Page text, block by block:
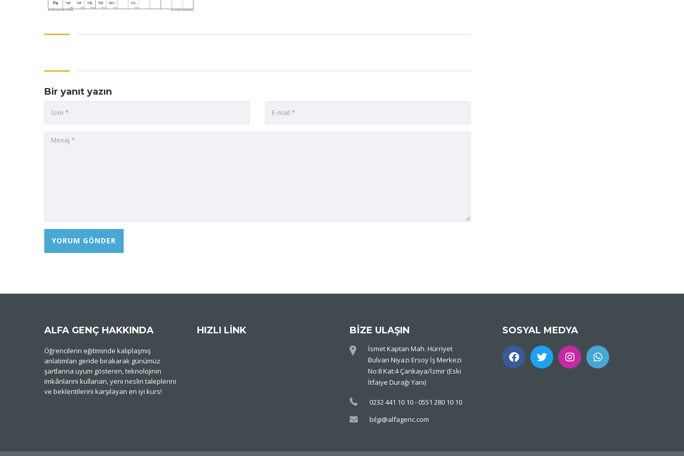
Bir yanıt yazın
ALFA GENÇ HAKKINDA
Öğrencilerin eğitiminde kalıplaşmış
anlatımları geride bırakarak günümüz
şartlarına uyum gösteren, teknolojinin
imkânlarını kullanan, yeni neslin taleplerini
ve beklentilerini karşılayan en iyi kurs!
HIZLI LİNK BİZE ULAŞIN
İsmet Kaptan Mah. Hürriyet
Bulvarı Niyazi Ersoy İş Merkezi
No:8 Kat:4 Çankaya/İzmir (Eski
İtfaiye Durağı Yanı)
0232 441 10 10 - 0551 280 10 10
bilgi@alfagenc.com
SOSYAL MEDYA